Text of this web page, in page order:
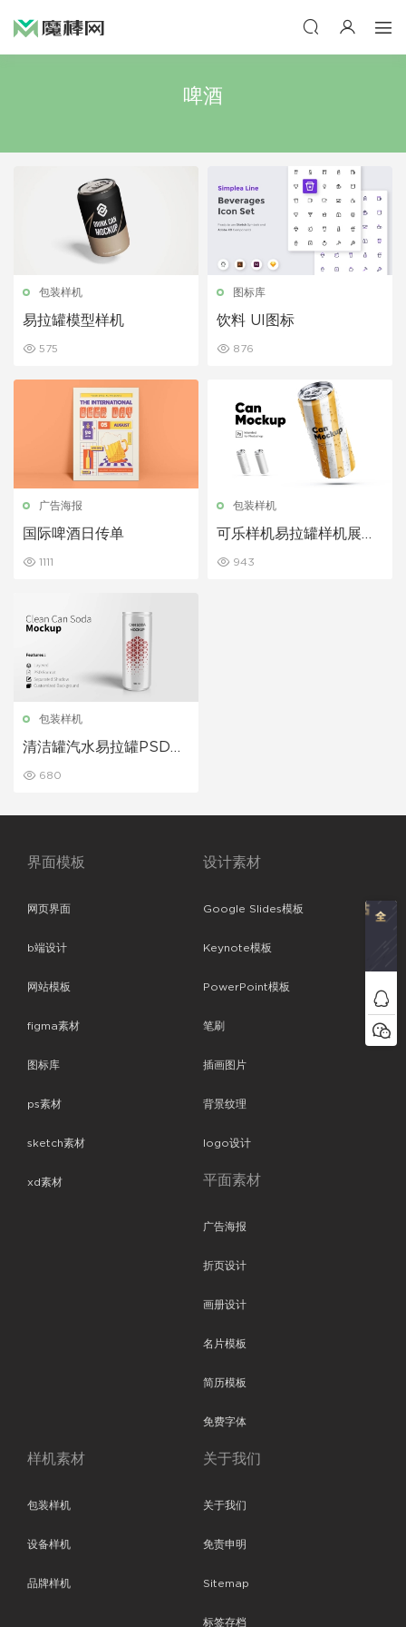
啤酒
包装样机
易拉罐模型样机
575
图标库
饮料 UI图标
876
广告海报
国际啤酒日传单
1111
包装样机
可乐样机易拉罐样机展示
943
包装样机
清洁罐汽水易拉罐PSD样
680
界面模板
网页界面
b端设计
网站模板
figma素材
图标库
ps素材
sketch素材
xd素材
设计素材
Google Slides模板
Keynote模板
PowerPoint模板
笔刷
插画图片
背景纹理
logo设计
平面素材
广告海报
折页设计
画册设计
名片模板
简历模板
免费字体
样机素材
包装样机
设备样机
品牌样机
关于我们
关于我们
免责申明
Sitemap
标签存档